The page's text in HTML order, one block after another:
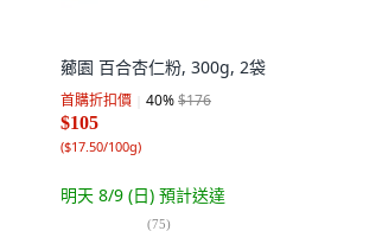
薌園 百合杏仁粉, 300g, 2袋
首購折扣價 40%$176
$105
($17.50/100g)
明天 8/9 (日) 預計送達
(75)